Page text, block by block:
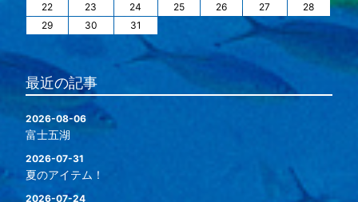
22
23 24 25 26 27
28
29
30 31
最近の記事
2026-08-06
富士五湖
2026-07-31
夏のアイテム！
2026-07-24